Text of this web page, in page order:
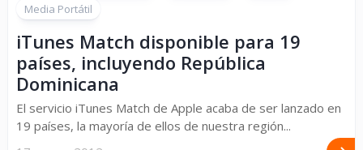
Media Portátil
iTunes Match disponible para 19
países, incluyendo República
Dominicana
El servicio iTunes Match de Apple acaba de ser lanzado en
19 países, la mayoría de ellos de nuestra región...